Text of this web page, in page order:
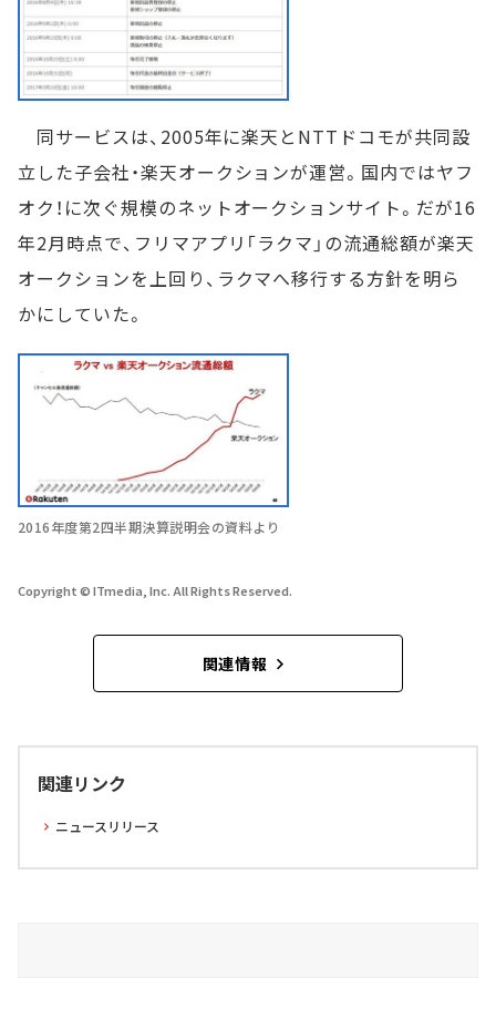
同サービスは、2005年に楽天とNTTドコモが共同設
立した子会社・楽天オークションが運営。国内ではヤフ
オク！に次ぐ規模のネットオークションサイト。だが16
年2月時点で、フリマアプリ「ラクマ」の流通総額が楽天
オークションを上回り、ラクマへ移行する方針を明ら
かにしていた。
2016年度第2四半期決算説明会の資料より
Copyright © ITmedia, Inc. All Rights Reserved.
関連情報
関連リンク
ニュースリリース